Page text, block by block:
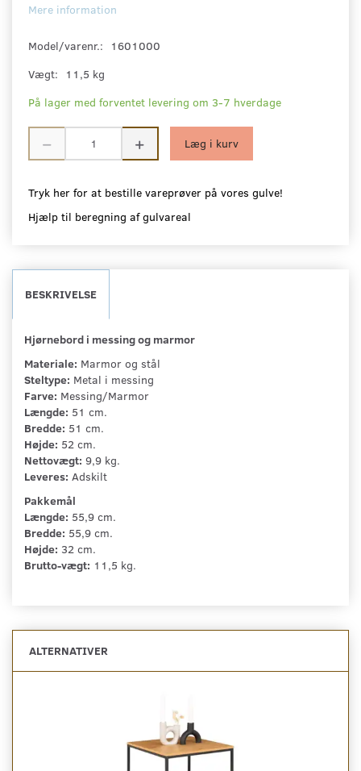
Mere information
Model/varenr.:
1601000
Vægt:
11,5 kg
På lager med forventet levering om 3-7 hverdage
Læg i kurv
Tryk her for at bestille vareprøver på vores gulve!
Hjælp til beregning af gulvareal
BESKRIVELSE
Hjørnebord i messing og marmor
Materiale: Marmor og stål
Steltype: Metal i messing
Farve: Messing/Marmor
Længde: 51 cm.
Bredde: 51 cm.
Højde: 52 cm.
Nettovægt: 9,9 kg.
Leveres: Adskilt
Pakkemål
Længde: 55,9 cm.
Bredde: 55,9 cm.
Højde: 32 cm.
Brutto-vægt: 11,5 kg.
ALTERNATIVER